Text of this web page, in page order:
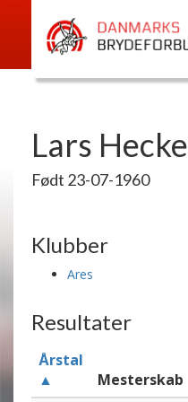
Lars
Født 23-07-1960
Klubber
Ares
Resultater
Årstal
▲
Mesterskab